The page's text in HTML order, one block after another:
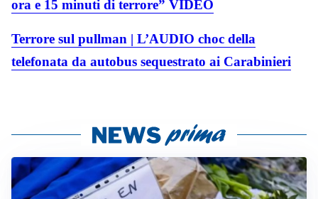
ora e 15 minuti di terrore” VIDEO
Terrore sul pullman | L’AUDIO choc della
telefonata da autobus sequestrato ai Carabinieri